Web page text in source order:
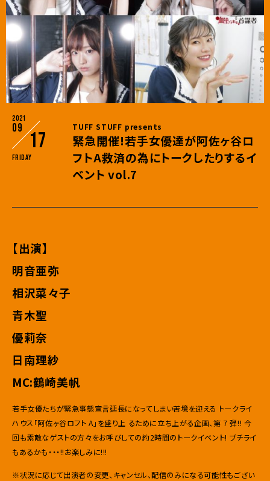
2021
09
17
Friday
TUFF STUFF presents
緊急開催!若手女優達が阿佐ヶ谷ロ
フトA救済の為にトークしたりするイ
ベント vol.7
【出演】
明音亜弥
相沢菜々子
青木聖
優莉奈
日南理紗
MC:鶴崎美帆
若手女優たちが緊急事態宣言延長になってしまい苦境を迎える トークライ
ハウス「阿佐ヶ谷ロフト A」を盛り上 るために立ち上がる企画、第 7 弾!! 今
回も素敵なゲストの方々をお呼びしての約2時間のトークイベント! プチライ
もあるかも・・・!!お楽しみに!!!
※状況に応じて出演者の変更、キャンセル、配信のみになる可能性もござい